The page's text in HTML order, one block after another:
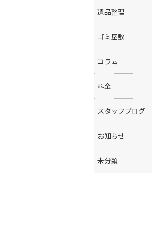
遺品整理
ゴミ屋敷
コラム
料金
スタッフブログ
お知らせ
未分類